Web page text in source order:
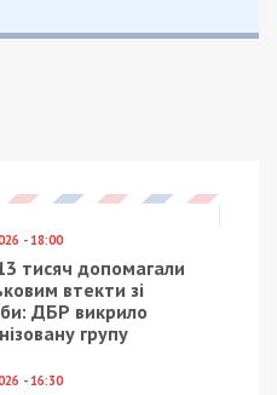
- 18:00
тисяч допомагали
втекти зі
ДБР викрило
групу
- 16:30